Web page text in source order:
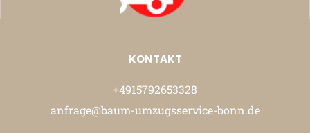
KONTAKT
+4915792653328
anfrage@baum-umzugsservice-bonn.de